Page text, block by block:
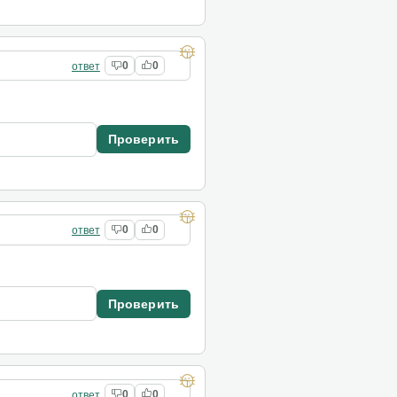
ответ 0 0
Проверить
ответ 0 0
Проверить
0 0